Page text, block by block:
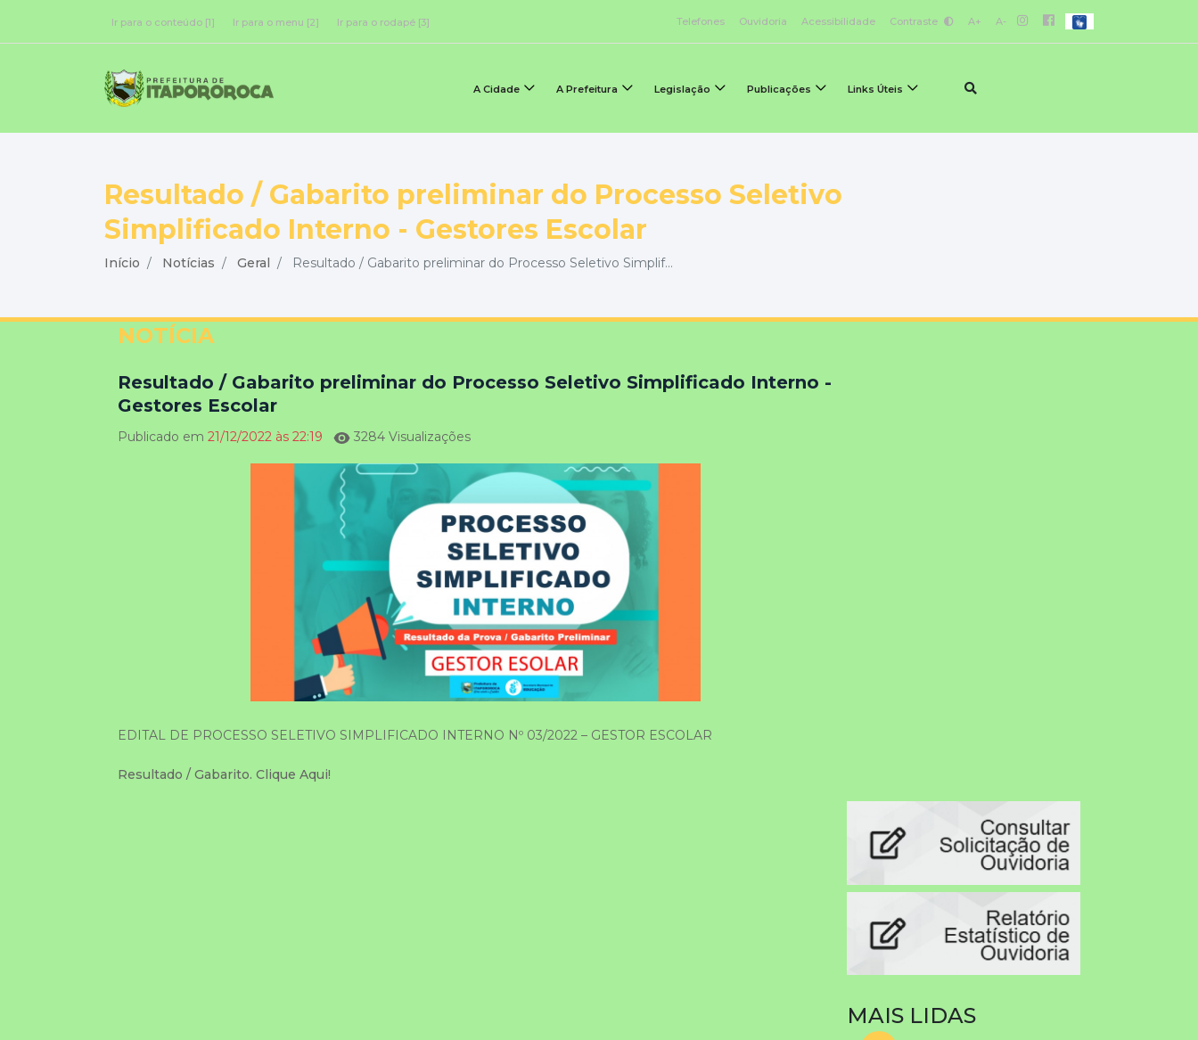
Ir para o conteúdo [1] Ir para o menu [2] Ir para o rodapé [3] Telefones Ouvidoria Acessibilidade Contraste A+ A-
A Cidade A Prefeitura Legislação Publicações Links Úteis
Resultado / Gabarito preliminar do Processo Seletivo
Simplificado Interno - Gestores Escolar
Início Notícias Geral Resultado / Gabarito preliminar do Processo Seletivo Simplif...
NOTÍCIA
Resultado / Gabarito preliminar do Processo Seletivo Simplificado Interno -
Gestores Escolar
Publicado em 21/12/2022 às 22:19 3284 Visualizações
EDITAL DE PROCESSO SELETIVO SIMPLIFICADO INTERNO Nº 03/2022 – GESTOR ESCOLAR
Resultado / Gabarito. Clique Aqui!
MAIS LIDAS